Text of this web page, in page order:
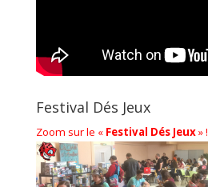
Festival Dés Jeux
Zoom sur le « Festival Dés Jeux» !